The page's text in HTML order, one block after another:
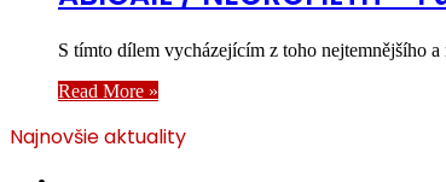
S tímto dílem vycházejícím z toho nejtemnějšího
Read More »
Najnovšie aktuality